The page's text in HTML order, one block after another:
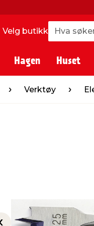
Velg butikk Hva søker
Hva søker
Hagen Huset
Elektroverktøy
Verktøy